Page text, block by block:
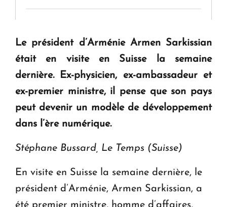
guerre, on est tous des perdants »
" Tant qu'il n'existe pas d'alternative concrète, la
question d'un référendum ne se pose pas. "
KASA : 30 ans d'audace, de résilience et d'avenir
ouvrira ses portes à Dilijan
Le président d’Arménie Armen Sarkissian
était en visite en Suisse la semaine
dernière. Ex-physicien, ex-ambassadeur et
ex-premier ministre, il pense que son pays
peut devenir un modèle de développement
dans l’ère numérique.
Stéphane Bussard, Le Temps (Suisse)
En visite en Suisse la semaine dernière, le
président d’Arménie, Armen Sarkissian, a